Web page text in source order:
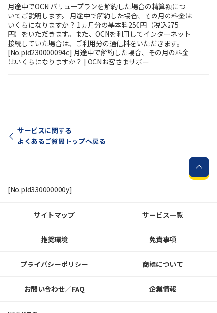
月途中でOCN バリュープランを解約した場合の精算額につ
いてご説明します。 月途中で解約した場合、その月の料金は
いくらになりますか？ 1ヵ月分の基本料250円（税込275
円）をいただきます。また、OCNを利用してインターネット
接続していた場合は、ご利用分の通信料をいただきます。
[No.pid230000094c] 月途中で解約した場合、その月の料金
はいくらになりますか？ | OCNお客さまサポー
サービスに関する
よくあるご質問トップへ戻る
[No.pid330000000y]
サイトマップ サービス一覧
推奨環境 免責事項
プライバシーポリシー 商標について
お問い合わせ／FAQ 企業情報